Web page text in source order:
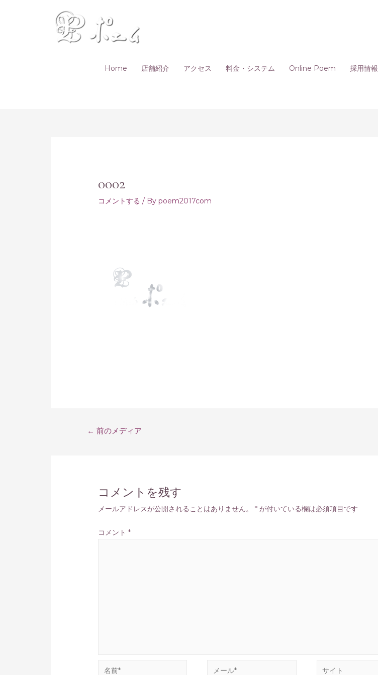
Home 店舗紹介 アクセス 料金・システム Online Poem 採用情報
0002
コメントする / Bypoem2017com
← 前のメディア
コメントを残す
メールアドレスが公開されることはありません。 * が付いている欄は必須項目です
コメント*